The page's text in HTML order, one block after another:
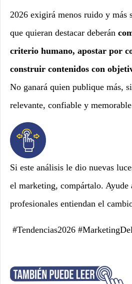
2026 exigirá menos ruido y más
que quieran destacar deberán
criterio humano, apostar por
construir contenidos con
No ganará quien publique más,
relevante, confiable y
Si este análisis le dio nuevas
el marketing, compártalo. Ayude
profesionales entiendan el
#Tendencias2026